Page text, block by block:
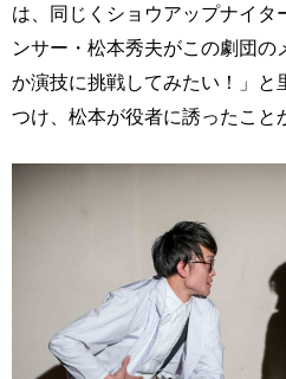
は、同じくショウアップナイタ
ンサー・松本秀夫がこの劇団の
か演技に挑戦してみたい！」と
つけ、松本が役者に誘ったこと